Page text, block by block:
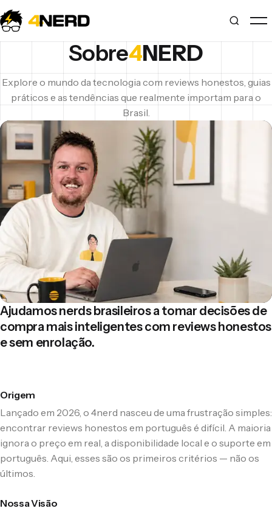
Sobre4NERD
Explore o mundo da tecnologia com reviews honestos, guias
práticos e as tendências que realmente importam para o
Brasil.
Ajudamos nerds brasileiros a tomar decisões de
compra mais inteligentes com reviews honestos
e sem enrolação.
Origem
Lançado em 2026, o 4nerd nasceu de uma frustração simples:
encontrar reviews honestos em português é difícil. A maioria
ignora o preço em real, a disponibilidade local e o suporte em
português. Aqui, esses são os primeiros critérios — não os
últimos.
Nossa Visão